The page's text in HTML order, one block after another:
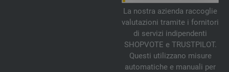
La nostra azienda raccoglie
valutazioni tramite i fornitori
di servizi indipendenti
SHOPVOTE e TRUSTPILOT.
Questi utilizzano misure
automatiche e manuali per